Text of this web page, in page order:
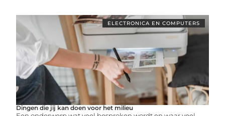
ELECTRONICA EN COMPUTERS
Dingen die jij kan doen voor het milieu